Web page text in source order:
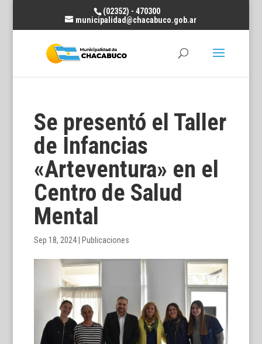
(02352) - 470300
municipalidad@chacabuco.gob.ar
Se presentó el Taller
de Infancias
«Arteventura» en el
Centro de Salud
Mental
Sep 18, 2024| Publicaciones